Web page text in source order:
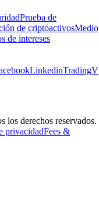
Prueba de
de criptoactivosMedio
de intereses
LinkedinTradingV
derechos reservados.
privacidadFees &